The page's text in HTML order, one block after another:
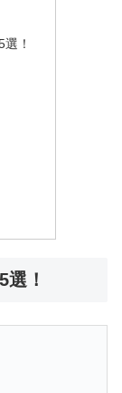
！
！